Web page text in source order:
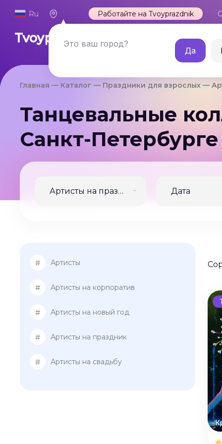
Ru
Это ваш город?
Да
Работайте на Tvoyprazdnik
Главная Каталог Праздники для взрослых
Танцевальные
Санкт-Петербурге
Артисты на праздник, свадьбу, корпоратив
# Артисты
# Артисты на корпоратив
# Артисты на новый год
# Артисты на праздник
# Артисты на свадьбу